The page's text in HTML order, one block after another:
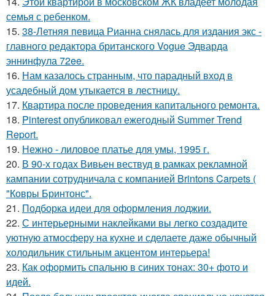
семья с ребенком.
15. 38-Летняя певица Рианна снялась для издания экс -
главного редактора британского Vogue Эдварда
эннинфула 72ee.
16. Нам казалось странным, что парадный вход в
усадебный дом утыкается в лестницу.
17. Квартира после проведения капитального ремонта.
18. Pinterest опубликовал ежегодный Summer Trend
Report.
19. Нежно - лиловое платье для умы, 1995 г.
20. В 90-х годах Вивьен вествуд в рамках рекламной
кампании сотрудничала с компанией Brintons Carpets (
"Ковры Бринтонс".
21. Подборка идеи для оформления лоджии.
22. С интерьерными наклейками вы легко создадите
уютную атмосферу на кухне и сделаете даже обычный
холодильник стильным акцентом интерьера!
23. Как оформить спальню в синих тонах: 30+ фото и
идей.